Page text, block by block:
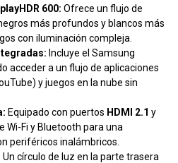
600: Ofrece un flujo de
más profundos y blancos más
con iluminación compleja.
Incluye el Samsung
acceder a un flujo de aplicaciones
y juegos en la nube sin
Equipado con puertos HDMI 2.1 y
Wi-Fi y Bluetooth para una
periféricos inalámbricos.
Un círculo de luz en la parte trasera